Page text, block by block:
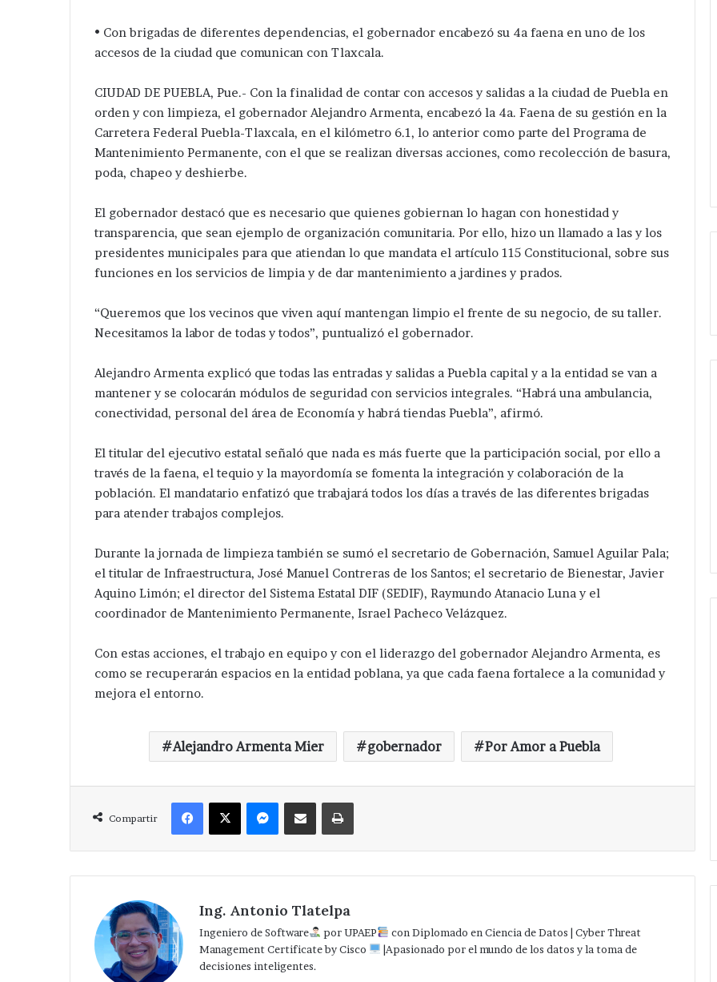
•⁠ ⁠Con brigadas de diferentes dependencias, el gobernador encabezó su 4a faena en uno de los
accesos de la ciudad que comunican con Tlaxcala.
CIUDAD DE PUEBLA, Pue.- Con la finalidad de contar con accesos y salidas a la ciudad de Puebla en
orden y con limpieza, el gobernador Alejandro Armenta, encabezó la 4a. Faena de su gestión en la
Carretera Federal Puebla-Tlaxcala, en el kilómetro 6.1, lo anterior como parte del Programa de
Mantenimiento Permanente, con el que se realizan diversas acciones, como recolección de basura,
poda, chapeo y deshierbe.
El gobernador destacó que es necesario que quienes gobiernan lo hagan con honestidad y
transparencia, que sean ejemplo de organización comunitaria. Por ello, hizo un llamado a las y los
presidentes municipales para que atiendan lo que mandata el artículo 115 Constitucional, sobre sus
funciones en los servicios de limpia y de dar mantenimiento a jardines y prados.
“Queremos que los vecinos que viven aquí mantengan limpio el frente de su negocio, de su taller.
Necesitamos la labor de todas y todos”, puntualizó el gobernador.
Alejandro Armenta explicó que todas las entradas y salidas a Puebla capital y a la entidad se van a
mantener y se colocarán módulos de seguridad con servicios integrales. “Habrá una ambulancia,
conectividad, personal del área de Economía y habrá tiendas Puebla”, afirmó.
El titular del ejecutivo estatal señaló que nada es más fuerte que la participación social, por ello a
través de la faena, el tequio y la mayordomía se fomenta la integración y colaboración de la
población. El mandatario enfatizó que trabajará todos los días a través de las diferentes brigadas
para atender trabajos complejos.
Durante la jornada de limpieza también se sumó el secretario de Gobernación, Samuel Aguilar Pala;
el titular de Infraestructura, José Manuel Contreras de los Santos; el secretario de Bienestar, Javier
Aquino Limón; el director del Sistema Estatal DIF (SEDIF), Raymundo Atanacio Luna y el
coordinador de Mantenimiento Permanente, Israel Pacheco Velázquez.
Con estas acciones, el trabajo en equipo y con el liderazgo del gobernador Alejandro Armenta, es
como se recuperarán espacios en la entidad poblana, ya que cada faena fortalece a la comunidad y
mejora el entorno.
Alejandro Armenta Mier gobernador Por Amor a Puebla
Compartir
Facebook
X MessengerCompartir via CorreoImprimir
Ing. Antonio Tlatelpa
Ingeniero de Software por UPAEP
con Diplomado en Ciencia de Datos | Cyber Threat
Management Certificate by Cisco
|Apasionado por el mundo de los datos y la toma de
decisiones inteligentes.
Ampliará
red
eléctrica
San
Nicolás
Zoyapetlayoca
Hace 2 días
eléctrica en San Nicolás
Zoyapetlayoca .
en
Guadalupe
;
Velázquez
Eléctrica.
Hace 8 horas
Van por más servicios en